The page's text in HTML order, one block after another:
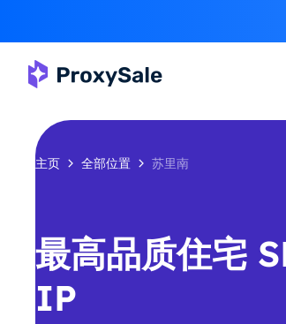
主页 全部位置 苏里南
最高品质住宅
IP